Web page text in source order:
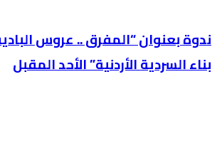
ندوة بعنوان “المفرق .. عروس
بناء السردية الأردنية” الأحد المقبل